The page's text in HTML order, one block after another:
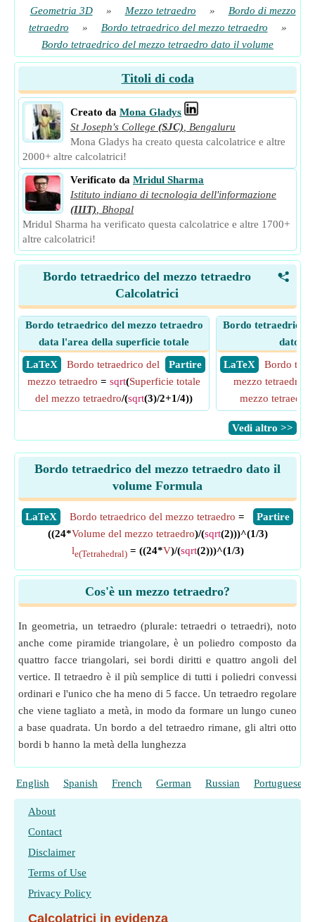
Geometria 3D
» Mezzo tetraedro »
Bordo di mezzo
tetraedro
» Bordo tetraedrico del mezzo tetraedro
»
Bordo tetraedrico del mezzo tetraedro dato il volume
Titoli di coda
Creato da Mona Gladys
St Joseph's College (SJC)
Bengaluru
Mona Gladys ha creato questa calcolatrice e altre
2000+ altre calcolatrici!
Verificato da Mridul Sharma
Istituto indiano di tecnologia dell'informazione
(IIIT)
Bhopal
Mridul Sharma ha verificato questa calcolatrice e altre 1700+
altre calcolatrici!
<
Bordo tetraedrico del mezzo tetraedro
Calcolatrici
Bordo tetraedrico del mezzo tetraedro
data l'area della superficie totale
​ LaTeX
​ Partire
Bordo tetraedrico del
mezzo tetraedro = sqrt(Superficie totale
del mezzo tetraedro/(sqrt(3)/2+1/4))
Bordo tetraedrico
dato il
​ LaTeX
Bordo
mezzo tetraedro
mezzo tetraedro
​Vedi altro >>
Bordo tetraedrico del mezzo tetraedro dato il
volume Formula
​LaTeX ​Partire
Bordo tetraedrico del mezzo tetraedro =
((24*Volume del mezzo tetraedro)/(sqrt(2)))^(1/3)
le(Tetrahedral)= ((24*V)/(sqrt(2)))^(1/3)
Cos'è un mezzo tetraedro?
In geometria, un tetraedro (plurale: tetraedri o tetraedri), noto
anche come piramide triangolare, è un poliedro composto da
quattro facce triangolari, sei bordi diritti e quattro angoli del
vertice. Il tetraedro è il più semplice di tutti i poliedri convessi
ordinari e l'unico che ha meno di 5 facce. Un tetraedro regolare
che viene tagliato a metà, in modo da formare un lungo cuneo
a base quadrata. Un bordo a del tetraedro rimane, gli altri otto
bordi b hanno la metà della lunghezza
English Spanish French German Russian Portuguese
About
Contact
Disclaimer
Terms of Use
Privacy Policy
Calcolatrici in evidenza